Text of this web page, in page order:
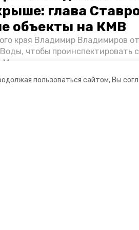
пользоваться сайтом, Вы
глава
объекты на КМВ
края Владимир Владимиров
чтобы проинспектировать
Минводах, а также выслушать